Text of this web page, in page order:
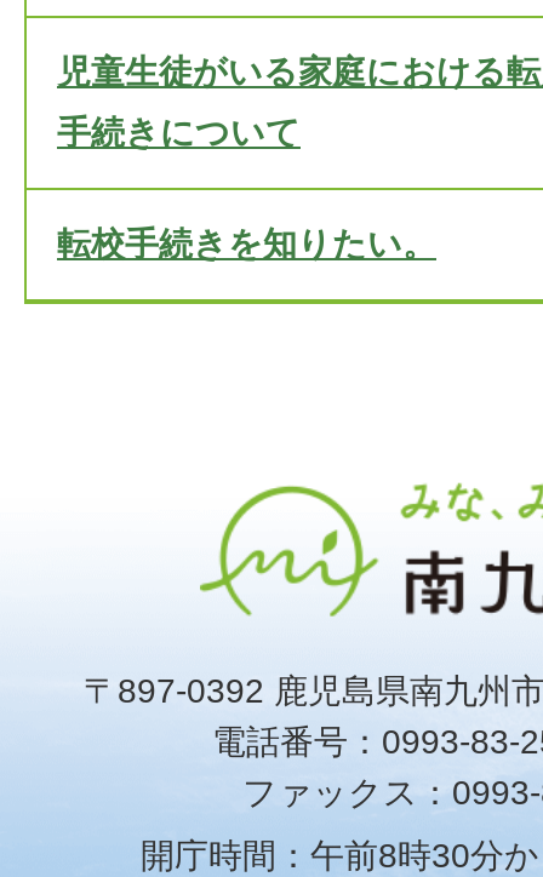
児童生徒がいる家庭における
手続きについて
転校手続きを知りたい。
〒897-0392 鹿児島県南九州
電話番号：0993-83-
ファックス：
開庁時間：午前8時30分